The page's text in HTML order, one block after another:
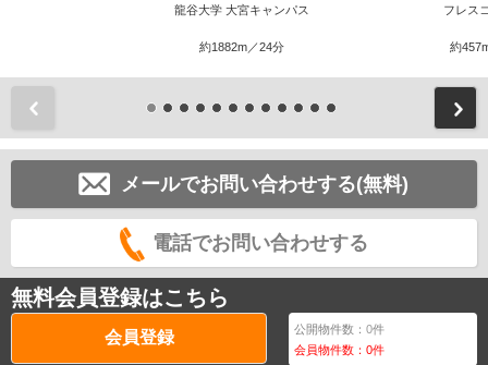
龍谷大学 大宮キャンパス
約1882m／24分
フレス
約
メールでお問い合わせする(無料)
電話でお問い合わせする
無料会員登録はこちら
会員登録 公開物件数：0件
会員物件数：0件